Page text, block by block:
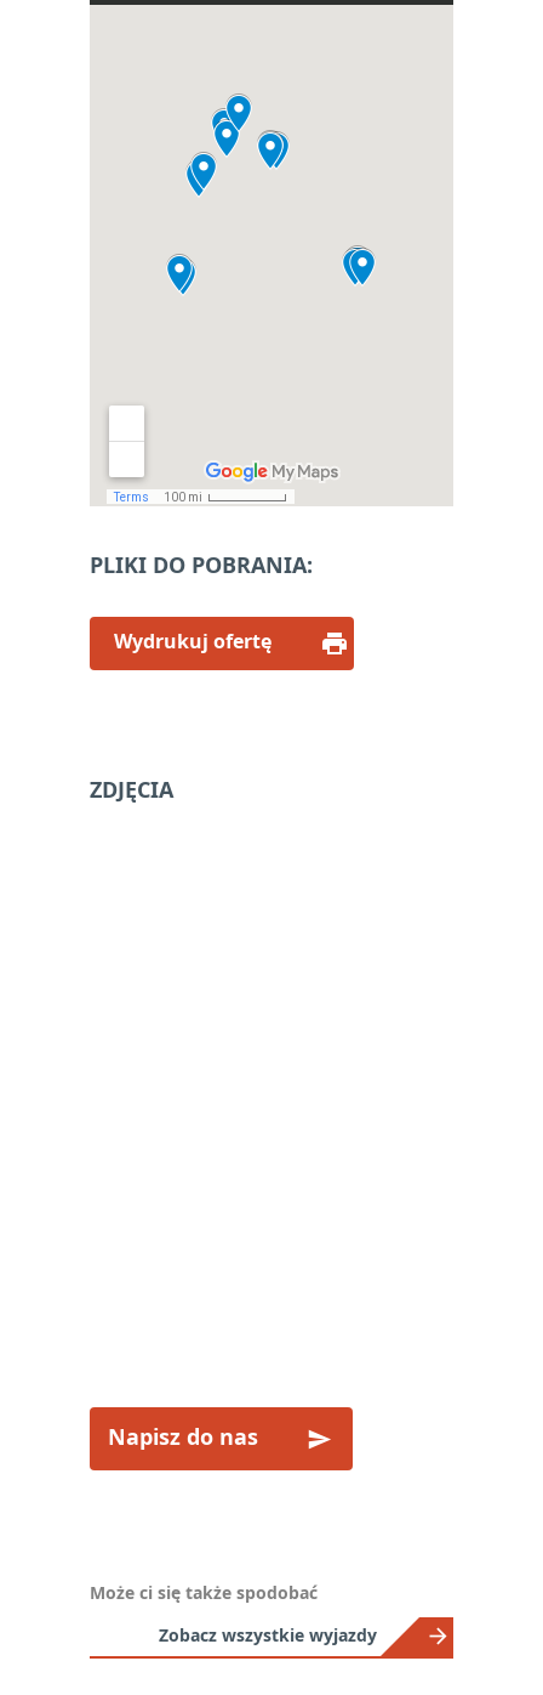
PLIKI DO POBRANIA:
Wydrukuj ofertę
ZDJĘCIA
Napisz do nas
Może ci się także spodobać
Zobacz wszystkie wyjazdy